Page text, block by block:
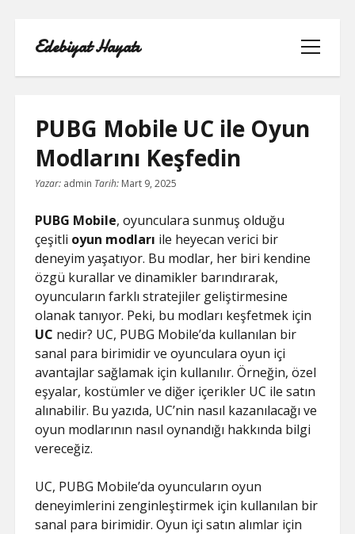
Edebiyat Hayatı
menüyü
aç
INSTAGRAM BEĞENI KASMA HILESI
SAYFA LISTESI
SHORTS ABONE KASMA HILESI
PARASIZ
TWITTER GIZLI İÇERIK GÖRME
PUBG Mobile UC ile Oyun
Modlarını Keşfedin
Yazar: admin Tarih: Mart 9, 2025
PUBG Mobile, oyunculara sunmuş olduğu
çeşitli oyun modları ile heyecan verici bir
deneyim yaşatıyor. Bu modlar, her biri kendine
özgü kurallar ve dinamikler barındırarak,
oyuncuların farklı stratejiler geliştirmesine
olanak tanıyor. Peki, bu modları keşfetmek için
UC nedir? UC, PUBG Mobile’da kullanılan bir
sanal para birimidir ve oyunculara oyun içi
avantajlar sağlamak için kullanılır. Örneğin, özel
eşyalar, kostümler ve diğer içerikler UC ile satın
alınabilir. Bu yazıda, UC’nin nasıl kazanılacağı ve
oyun modlarının nasıl oynandığı hakkında bilgi
vereceğiz.
UC, PUBG Mobile’da oyuncuların oyun
deneyimlerini zenginleştirmek için kullanılan bir
sanal para birimidir. Oyun içi satın alımlar için